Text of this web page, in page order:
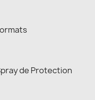
de Protection